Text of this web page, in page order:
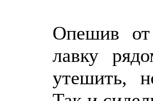
Опешив
лавку
утешить,